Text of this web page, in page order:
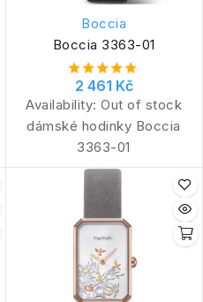
Boccia
Boccia 3363-01
2 461 Kč
Availability: Out of stock
dámské hodinky Boccia
3363-01